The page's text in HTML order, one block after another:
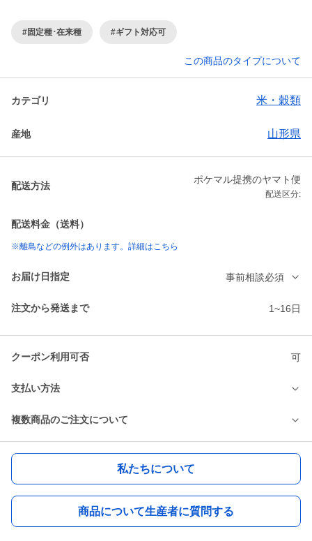
#固定種･在来種 #ギフト対応可
この商品のタイプについて
カテゴリ 米・穀類
産地 山形県
配送方法
ポケマル提携のヤマト便
配送区分:
配送料金（送料）
※離島などの例外はあります。詳細はこちら
お届け日指定 事前相談必須
注文から発送まで 1~16日
クーポン利用可否 可
支払い方法
複数商品のご注文について
私たちについて
商品について生産者に質問する